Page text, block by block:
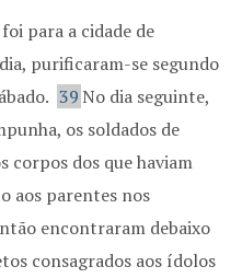
para a cidade de
purificaram-se segundo
39No dia seguinte,
os soldados de
corpos dos que haviam
aos parentes nos
encontraram debaixo
consagrados aos ídolos